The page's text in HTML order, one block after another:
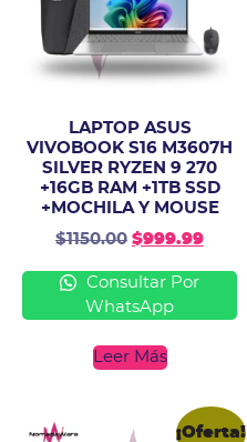
LAPTOP ASUS
VIVOBOOK S16 M3607H
SILVER RYZEN 9 270
+16GB RAM +1TB SSD
+MOCHILA Y MOUSE
$1150.00 $999.99
Consultar Por
WhatsApp
Leer Más
¡Oferta!